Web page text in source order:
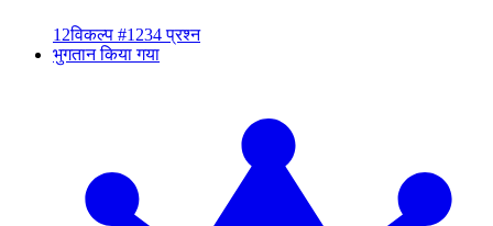
12विकल्प #1234 प्रश्न
भुगतान किया गया